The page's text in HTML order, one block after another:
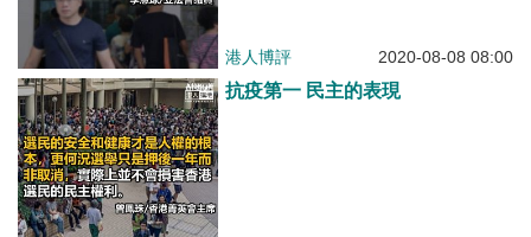
港人博評 2020-08-08 08:00
抗疫第一 民主的表現